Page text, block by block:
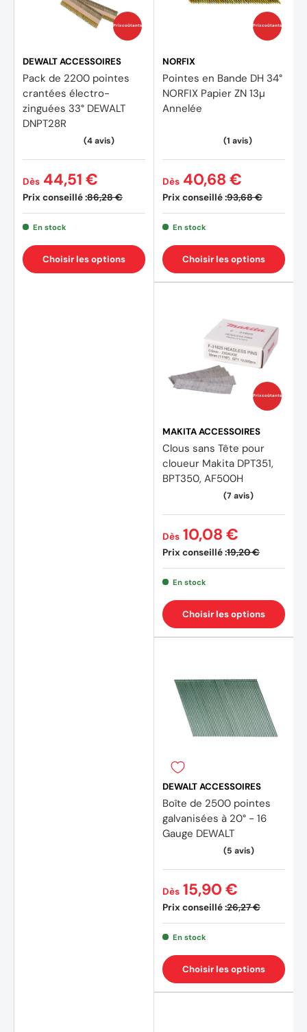
Prix coûtants
DEWALT ACCESSOIRES
Pack de 2200 pointes
crantées électro-
zinguées 33° DEWALT
DNPT28R
Prix conseillé :86,28 €
Dès 44,51 €
En stock
Choisir les options
Prix coûtants
NORFIX
Pointes en Bande DH 34°
NORFIX Papier ZN 13µ
Annelée
Prix conseillé :93,68 €
Dès 40,68 €
En stock
Choisir les options
Prix coûtants
MAKITA ACCESSOIRES
Clous sans Tête pour
cloueur Makita DPT351,
BPT350, AF500H
Prix conseillé :19,20 €
Dès 10,08 €
En stock
Choisir les options
DEWALT ACCESSOIRES
Boîte de 2500 pointes
galvanisées à 20° - 16
Gauge DEWALT
Prix conseillé :26,27 €
Dès 15,90 €
En stock
Choisir les options